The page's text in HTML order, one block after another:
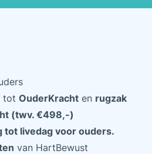
tot OuderKrachten rugzak
(twv. €498,-)
tot livedag voor ouders.
van HartBewust